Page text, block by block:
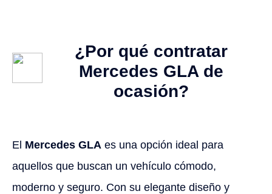
¿Por qué contratar
Mercedes GLA de
ocasión?
El Mercedes GLA es una opción ideal para
aquellos que buscan un vehículo cómodo,
moderno y seguro. Con su elegante diseño y